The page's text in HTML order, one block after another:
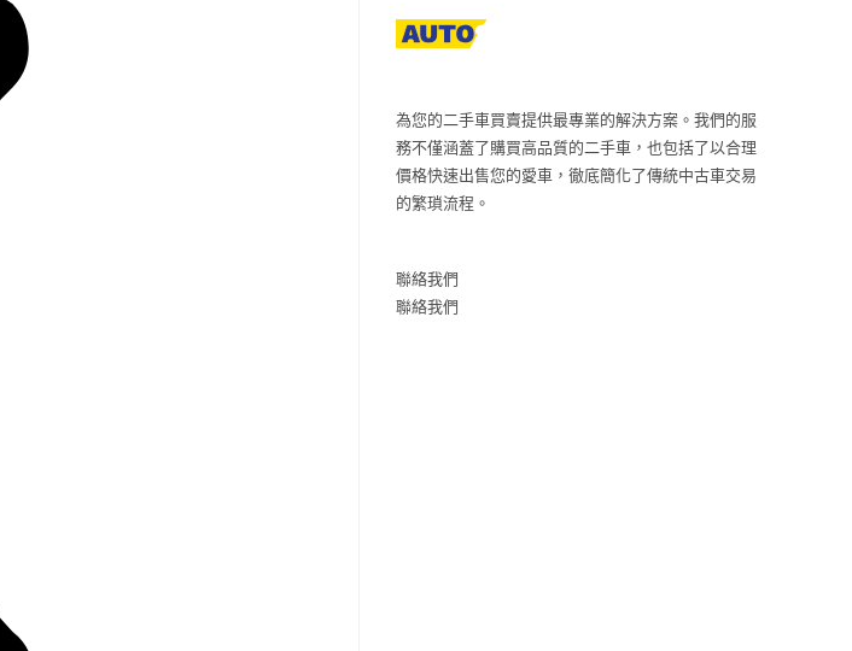
為您的二手車買賣提供最專業的解決方案。我們的服
務不僅涵蓋了購買高品質的二手車，也包括了以合理
價格快速出售您的愛車，徹底簡化了傳統中古車交易
的繁瑣流程。
聯絡我們
聯絡我們